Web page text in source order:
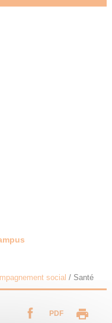
social / Santé
PDF